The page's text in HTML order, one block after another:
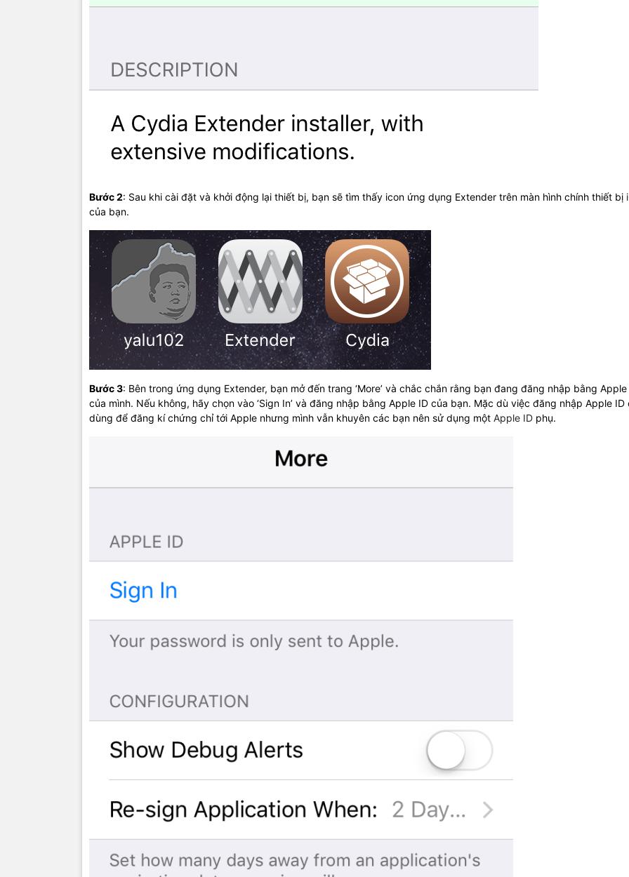
Bước 2: Sau khi cài đặt và khởi động lại thiết bị, bạn sẽ tìm thấy icon ứng dụng Extender trên màn hình chính thiết bị
của bạn.
Bước 3: Bên trong ứng dụng Extender, bạn mở đến trang ‘More’ và chắc chắn rằng bạn đang đăng nhập bằng Apple
của mình. Nếu không, hãy chọn vào ‘Sign In’ và đăng nhập bằng Apple ID của bạn. Mặc dù việc đăng nhập Apple ID
dùng để đăng kí chứng chỉ tới Apple nhưng mình vẫn khuyên các bạn nên sử dụng một Apple ID phụ.